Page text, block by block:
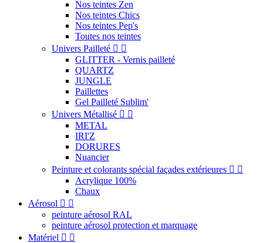
Nos teintes Zen
Nos teintes Chics
Nos teintes Pep's
Toutes nos teintes
Univers Pailleté  
GLITTER - Vernis pailleté
QUARTZ
JUNGLE
Paillettes
Gel Pailleté Sublim'
Univers Métallisé  
METAL
IRI'Z
DORURES
Nuancier
Peinture et colorants spécial façades extérieures  
Acrylique 100%
Chaux
Aérosol  
peinture aérosol RAL
peinture aérosol protection et marquage
Matériel  